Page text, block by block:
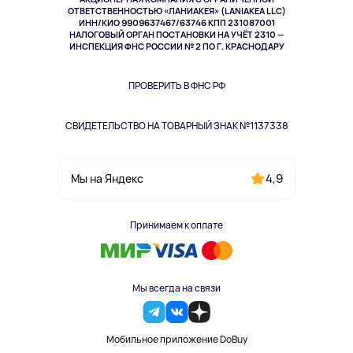
ОТВЕТСТВЕННОСТЬЮ «ЛАНИАКЕЯ» (LANIAKEA LLC)
ИНН/КИО 9909637467/63746 КПП 231087001
НАЛОГОВЫЙ ОРГАН ПОСТАНОВКИ НА УЧЁТ 2310 —
ИНСПЕКЦИЯ ФНС РОССИИ № 2 ПО Г. КРАСНОДАРУ
ПРОВЕРИТЬ В ФНС РФ
СВИДЕТЕЛЬСТВО НА ТОВАРНЫЙ ЗНАК №1137338
Мы на Яндекс 4,9
Принимаем к оплате
Мы всегда на связи
Мобильное приложение DoBuy
Здоровье питомцев
Одежда и аксессуары